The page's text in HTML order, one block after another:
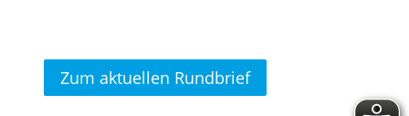
Zum aktuellen Rundbrief